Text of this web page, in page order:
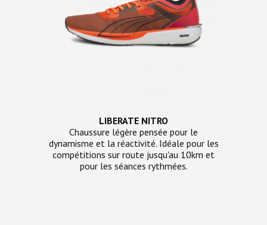
LIBERATE NITRO
Chaussure légère pensée pour le
dynamisme et la réactivité. Idéale pour les
compétitions sur route jusqu'au 10km et
pour les séances rythmées.